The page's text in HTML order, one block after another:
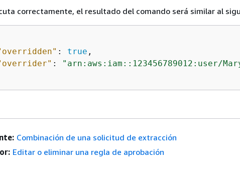
correctamente, el resultado del comando será similar al
: true ,
:
"arn:aws:iam::123456789012:user/
Combinación de una solicitud de extracción
Editar o eliminar una regla de aprobación